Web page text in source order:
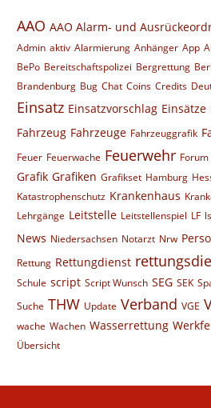
AAO AAO Alarm- und
Admin aktiv Alarmierung Anhänger App
BePo Bereitschaftspolizei Bergrettung
Brandenburg Bug Chat Coins Credits
Einsatz Einsatzvorschlag Einsätze
Fahrzeug Fahrzeuge Fahrzeuggrafik
Feuer Feuerwache Feuerwehr Forum
Grafik Grafiken Grafikset Hamburg
Katastrophenschutz Krankenhaus
Lehrgänge Leitstelle Leitstellenspiel LF
News Niedersachsen Notarzt Nrw
Rettung Rettungdienst
Schule script Script Wunsch SEG SEK
Suche THW Update Verband VGE
wache Wachen Wasserrettung
Übersicht